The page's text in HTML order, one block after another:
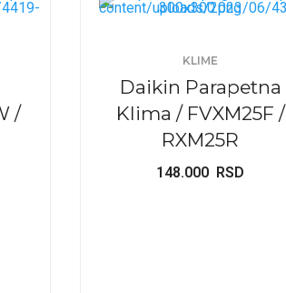
/
KLIME
Daikin Parapetna
Klima / FVXM25F /
RXM25R
148.000 RSD